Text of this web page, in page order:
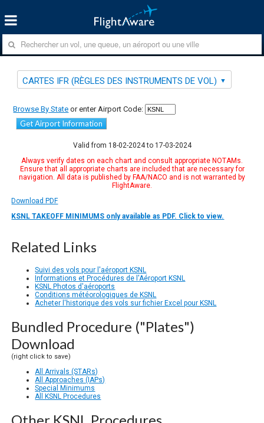
CARTES IFR (RÈGLES DES INSTRUMENTS DE VOL)
Browse By State or enter Airport Code:
Get Airport Information
Valid from 18-02-2024 to 17-03-2024
Always verify dates on each chart and consult appropriate NOTAMs.
Ensure that all appropriate charts are included that are necessary for
navigation. All data is published by FAA/NACO and is not warranted by
FlightAware.
Download PDF
KSNL TAKEOFF MINIMUMS only available as PDF. Click to view.
Related Links
Suivi des vols pour l'aéroport KSNL
Informations et Procédures de l'Aéroport KSNL
KSNL Photos d'aéroports
Conditions météorologiques de KSNL
Acheter l'historique des vols sur fichier Excel pour KSNL
Bundled Procedure ("Plates")
Download
(right click to save)
All Arrivals (STARs)
All Approaches (IAPs)
Special Minimums
All KSNL Procedures